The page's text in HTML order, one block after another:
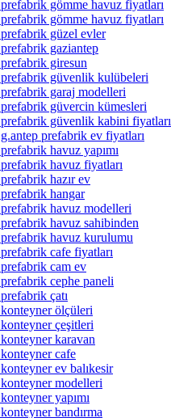
prefabrik gömme havuz fiyatları
prefabrik gömme havuz fiyatları
prefabrik güzel evler
prefabrik gaziantep
prefabrik giresun
prefabrik güvenlik kulübeleri
prefabrik garaj modelleri
prefabrik güvercin kümesleri
prefabrik güvenlik kabini fiyatları
g.antep prefabrik ev fiyatları
prefabrik havuz yapımı
prefabrik havuz fiyatları
prefabrik hazır ev
prefabrik hangar
prefabrik havuz modelleri
prefabrik havuz sahibinden
prefabrik havuz kurulumu
prefabrik cafe fiyatları
prefabrik cam ev
prefabrik cephe paneli
prefabrik çatı
konteyner ölçüleri
konteyner çeşitleri
konteyner karavan
konteyner cafe
konteyner ev balıkesir
konteyner modelleri
konteyner yapımı
konteyner bandırma